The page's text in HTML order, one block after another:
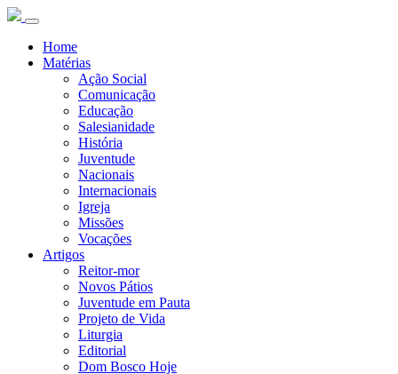
Home
Matérias
Ação Social
Comunicação
Educação
Salesianidade
História
Juventude
Nacionais
Internacionais
Igreja
Missões
Vocações
Artigos
Reitor-mor
Novos Pátios
Juventude em Pauta
Projeto de Vida
Liturgia
Editorial
Dom Bosco Hoje